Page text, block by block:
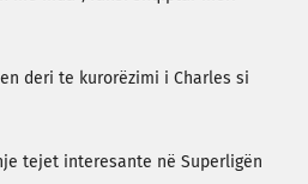
deri te kurorëzimi i Charles si
tejet interesante në Superligën